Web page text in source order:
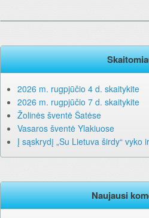
2026 m. rugpjūčio 4 d. skaitykite
2026 m. rugpjūčio 7 d. skaitykite
Žolinės šventė Šatėse
Vasaros šventė Ylakiuose
Į sąskrydį „Su Lietuva širdy“ vyko
Naujausi